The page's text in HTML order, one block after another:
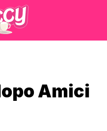
Amici